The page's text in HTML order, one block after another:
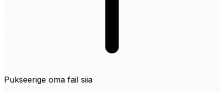
Pukseerige oma fail siia